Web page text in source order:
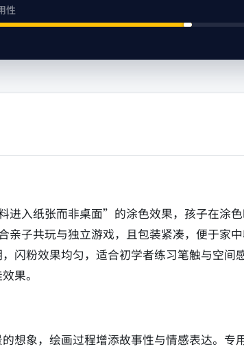
性
入纸张而非桌面”的涂色效果，孩子在涂
子共玩与独立游戏，且包装紧凑，便于家
闪粉效果均匀，适合初学者练习笔触与空间
果。
想象，绘画过程增添故事性与情感表达。专